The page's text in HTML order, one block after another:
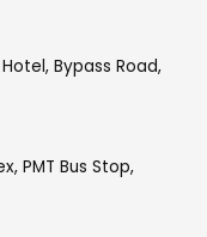
Bypass Road,
PMT Bus Stop,